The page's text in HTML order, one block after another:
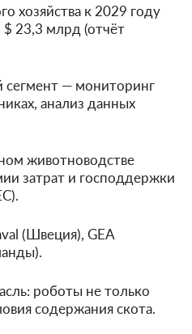
хозяйства к 2029 году
23,3 млрд (отчёт
— мониторинг
анализ данных
животноводстве
затрат и господдержки
(Швеция), GEA
роботы не только
содержания скота.